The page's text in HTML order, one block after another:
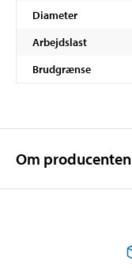
Diameter
Arbejdslast
Brudgrænse
Om producenten